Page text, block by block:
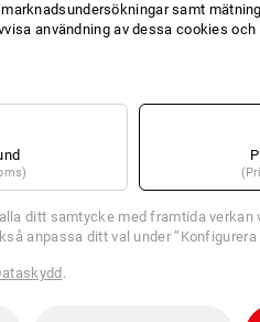
samt
användning av dessa cookies
ditt samtycke med framtida verkan
anpassa ditt val under ”Konfigurera
.